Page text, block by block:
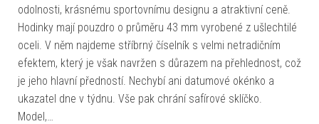
odolnosti, krásnému sportovnímu designu a atraktivní ceně.
Hodinky mají pouzdro o průměru 43 mm vyrobené z ušlechtilé
oceli. V něm najdeme stříbrný číselník s velmi netradičním
efektem, který je však navržen s důrazem na přehlednost, což
je jeho hlavní předností. Nechybí ani datumové okénko a
ukazatel dne v týdnu. Vše pak chrání safírové sklíčko.
Model,…